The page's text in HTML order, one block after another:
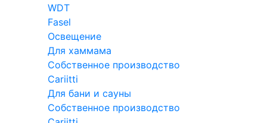
WDT
Fasel
Освещение
Для хаммама
Собственное производство
Cariitti
Для бани и сауны
Собственное производство